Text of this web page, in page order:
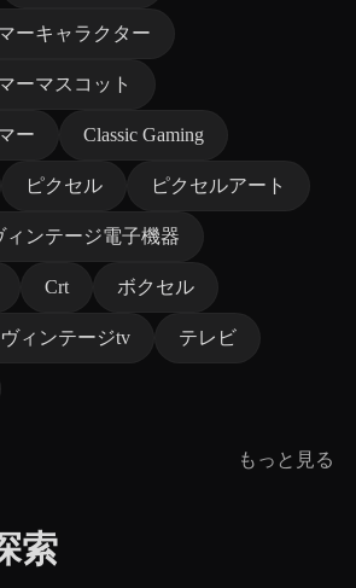
ーキャラクター
ーマスコット
ー Classic Gaming
ピクセル ピクセルアート
ィンテージ電子機器
Crt ボクセル
ヴィンテージtv テレビ
もっと見る
索